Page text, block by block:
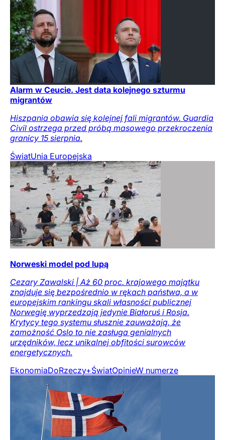
Alarm w Ceucie. Jest data kolejnego szturmu
migrantów
Hiszpania obawia się kolejnej fali migrantów. Guardia
Civil ostrzega przed próbą masowego przekroczenia
granicy 15 sierpnia.
ŚwiatUnia Europejska
Norweski model pod lupą
Cezary Zawalski | Aż 60 proc. krajowego majątku
znajduje się bezpośrednio w rękach państwa, a w
europejskim rankingu skali własności publicznej
Norwegię wyprzedzają jedynie Białoruś i Rosja.
Krytycy tego systemu słusznie zauważają, że
zamożność Oslo to nie zasługa genialnych
urzędników, lecz unikalnej obfitości surowców
energetycznych.
EkonomiaDoRzeczy+ŚwiatOpinieW numerze